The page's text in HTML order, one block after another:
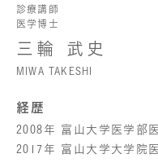
診療講師
医学博士
三輪 武史
MIWA TAKESHI
経歴
2008年 富山大学医学部
2017年 富山大学大学院